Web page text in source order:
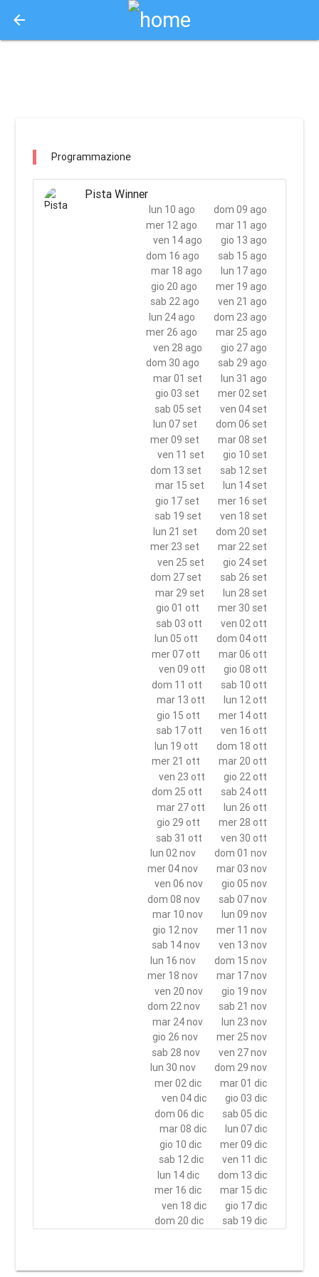
arrow_back
Programmazione
Pista Winner
dom 09 ago
lun 10 ago
mar 11 ago
mer 12 ago
gio 13 ago
ven 14 ago
sab 15 ago
dom 16 ago
lun 17 ago
mar 18 ago
mer 19 ago
gio 20 ago
ven 21 ago
sab 22 ago
dom 23 ago
lun 24 ago
mar 25 ago
mer 26 ago
gio 27 ago
ven 28 ago
sab 29 ago
dom 30 ago
lun 31 ago
mar 01 set
mer 02 set
gio 03 set
ven 04 set
sab 05 set
dom 06 set
lun 07 set
mar 08 set
mer 09 set
gio 10 set
ven 11 set
sab 12 set
dom 13 set
lun 14 set
mar 15 set
mer 16 set
gio 17 set
ven 18 set
sab 19 set
dom 20 set
lun 21 set
mar 22 set
mer 23 set
gio 24 set
ven 25 set
sab 26 set
dom 27 set
lun 28 set
mar 29 set
mer 30 set
gio 01 ott
ven 02 ott
sab 03 ott
dom 04 ott
lun 05 ott
mar 06 ott
mer 07 ott
gio 08 ott
ven 09 ott
sab 10 ott
dom 11 ott
lun 12 ott
mar 13 ott
mer 14 ott
gio 15 ott
ven 16 ott
sab 17 ott
dom 18 ott
lun 19 ott
mar 20 ott
mer 21 ott
gio 22 ott
ven 23 ott
sab 24 ott
dom 25 ott
lun 26 ott
mar 27 ott
mer 28 ott
gio 29 ott
ven 30 ott
sab 31 ott
dom 01 nov
lun 02 nov
mar 03 nov
mer 04 nov
gio 05 nov
ven 06 nov
sab 07 nov
dom 08 nov
lun 09 nov
mar 10 nov
mer 11 nov
gio 12 nov
ven 13 nov
sab 14 nov
dom 15 nov
lun 16 nov
mar 17 nov
mer 18 nov
gio 19 nov
ven 20 nov
sab 21 nov
dom 22 nov
lun 23 nov
mar 24 nov
mer 25 nov
gio 26 nov
ven 27 nov
sab 28 nov
dom 29 nov
lun 30 nov
mar 01 dic
mer 02 dic
gio 03 dic
ven 04 dic
sab 05 dic
dom 06 dic
lun 07 dic
mar 08 dic
mer 09 dic
gio 10 dic
ven 11 dic
sab 12 dic
dom 13 dic
lun 14 dic
mar 15 dic
mer 16 dic
gio 17 dic
ven 18 dic
sab 19 dic
dom 20 dic